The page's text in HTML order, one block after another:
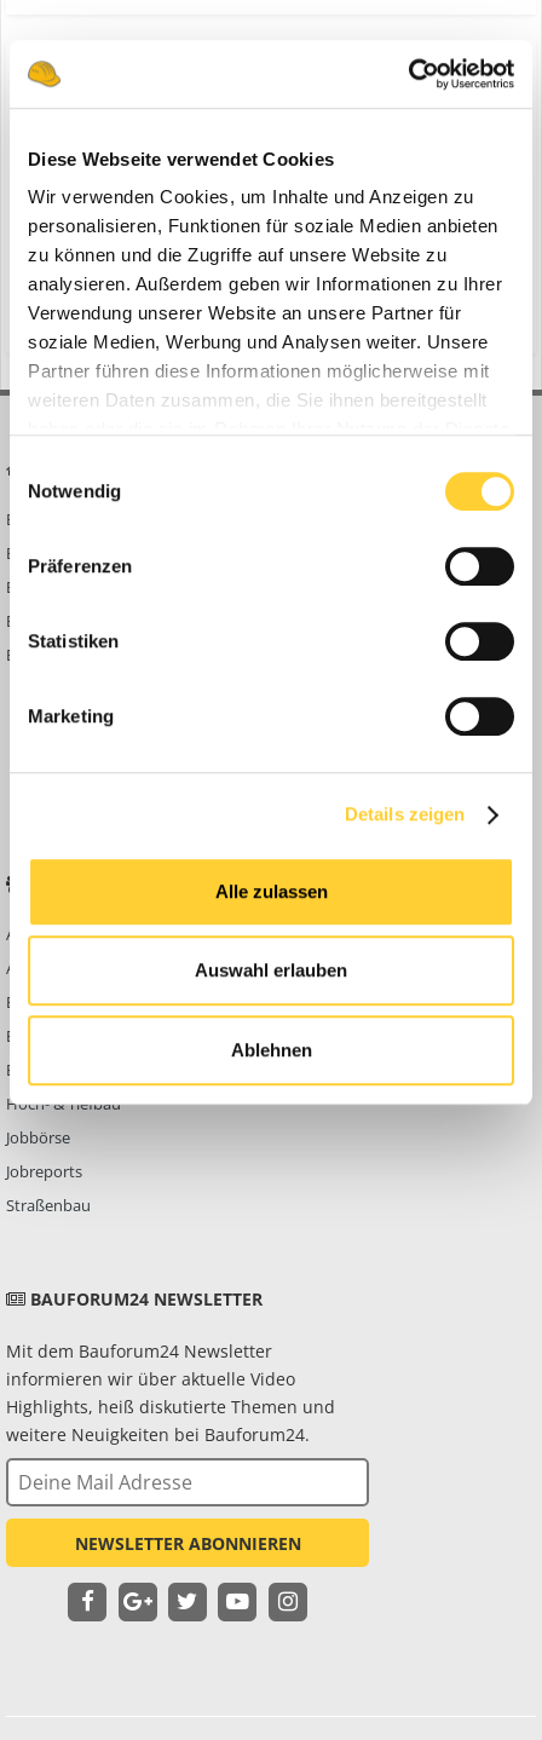
Diese Webseite verwendet Cookies
Wir verwenden Cookies, um Inhalte und Anzeigen zu
personalisieren, Funktionen für soziale Medien anbieten
zu können und die Zugriffe auf unsere Website zu
analysieren. Außerdem geben wir Informationen zu Ihrer
Verwendung unserer Website an unsere Partner für
soziale Medien, Werbung und Analysen weiter. Unsere
Partner führen diese Informationen möglicherweise mit
weiteren Daten zusammen, die Sie ihnen bereitgestellt
Einwilligungsauswahl
Notwendig
Präferenzen
Statistiken
Marketing
Details zeigen
Alle zulassen
Auswahl erlauben
Ablehnen
ein Thema erstellte Bauforum24 inNews aus der
Interimsspielstätte OPAL, Mannheim - Gerüste und Schalungen
werden nicht nur bei den oft aufwendigen Generalsanierungen von
Opernhäusern eingesetzt. Auch beim Bau und Betrieb der
währenddessen notwendigen Ersatzspielstätten können modulare
Systemlösungen dazu beitragen, die besonderen Anforderungen...
24. April 2024
peri baukastensysteme leichtbauhalle (und 12 weitere)
Bauforum24 News
Bauforum24 TV
BF24 Mediathek
BF24 Fotostrecken
Bauforum Shop
Abbruch
Ausbildung & Beruf
Bau Allgemein
Baumaschinen
Berg- & Tagebau
Hoch- & Tiefbau
Jobbörse
Jobreports
Straßenbau
KONTAKT
Werben auf
Bauforum24
Datenschutzerklärung
BAUFORUM24 NEWSLETTER
Mit dem Bauforum24 Newsletter
informieren wir über aktuelle Video
Highlights, heiß diskutierte Themen und
weitere Neuigkeiten bei Bauforum24.
NEWSLETTER ABONNIEREN